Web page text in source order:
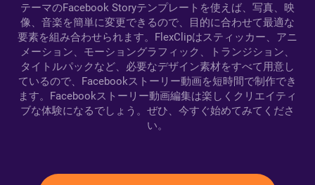
テーマのFacebook Storyテンプレートを使えば、写真、映
像、音楽を簡単に変更できるので、目的に合わせて最適な
要素を組み合わせられます。FlexClipはスティッカー、アニ
メーション、モーショングラフィック、トランジション、
タイトルパックなど、必要なデザイン素材をすべて用意し
ているので、Facebookストーリー動画を短時間で制作でき
ます。Facebookストーリー動画編集は楽しくクリエイティ
ブな体験になるでしょう。ぜひ、今すぐ始めてみてくださ
い。